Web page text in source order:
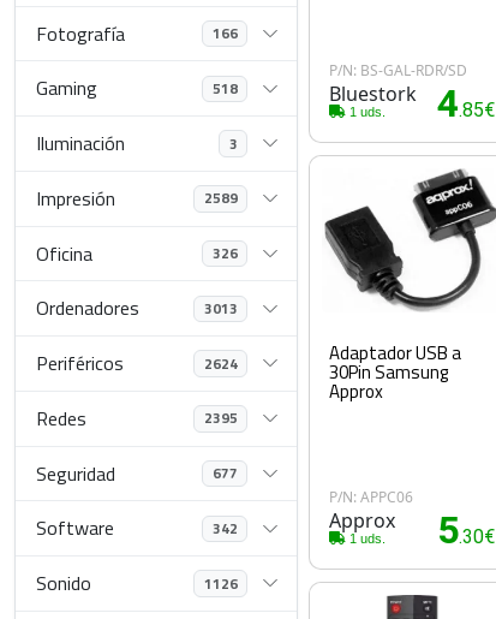
Fotografía 166
Gaming 518
Iluminación 3
Impresión 2589
Oficina 326
Ordenadores 3013
Periféricos 2624
Redes 2395
Seguridad 677
Software 342
Sonido 1126
P/N: BS-GAL-RDR/SD
Bluestork
1 uds. 4.85€
Adaptador USB a
30Pin Samsung
Approx
P/N: APPC06
Approx
1 uds. 5.30€